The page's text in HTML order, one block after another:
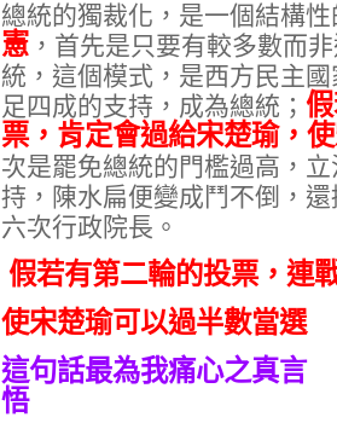
總統的獨裁化，是一個結構
憲 ，首先是只要有較多數而
統，這個模式，是西方民主
足四成的支持，成為總統；
票，肯定會過給宋楚瑜，
次是罷免總統的門檻過高，
持，陳水扁便變成鬥不倒，
六次行政院長。
假若有第二輪的投票，連
使宋楚瑜可以過半數當選
這句話最為我痛心之真
悟